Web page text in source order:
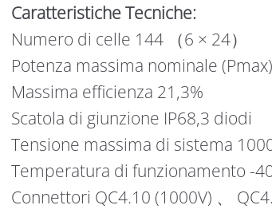
Caratteristiche Tecniche:
Numero di celle 144 （6 × 24）
Potenza massima nominale
Massima efficienza 21,3%
Scatola di giunzione IP68,3 diodi
Tensione massima di sistema
Temperatura di funzionamento -
Connettori QC4.10 (1000V) 、